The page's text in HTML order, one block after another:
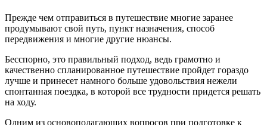
Прежде чем отправиться в путешествие многие заранее
продумывают свой путь, пункт назначения, способ
передвижения и многие другие нюансы.
Бесспорно, это правильный подход, ведь грамотно и
качественно спланированное путешествие пройдет гораздо
лучше и принесет намного больше удовольствия нежели
спонтанная поездка, в которой все трудности придется решать
на ходу.
Одним из основополагающих вопросов при подготовке к